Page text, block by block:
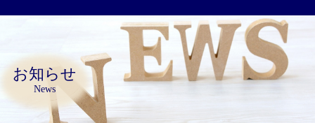
お知らせ
News
一般歯科
予防
小児矯正
成人矯正